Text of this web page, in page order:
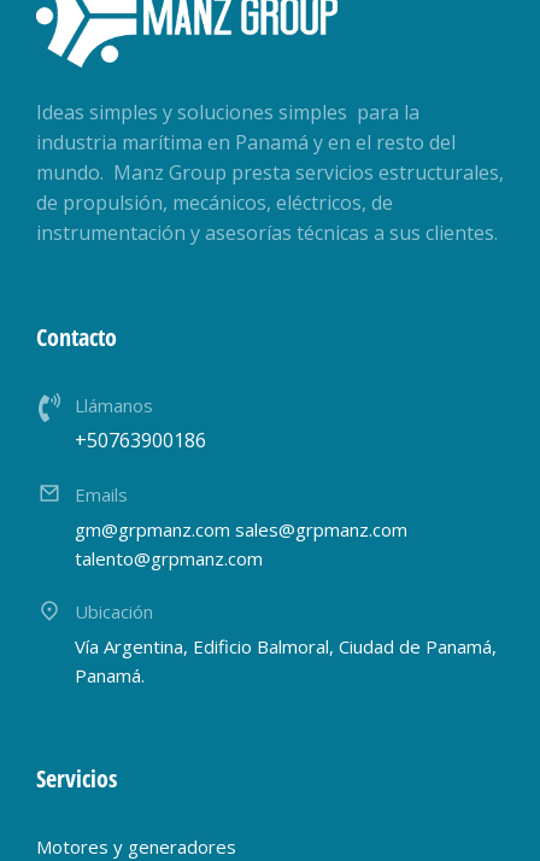
Ideas simples y soluciones simples para la
industria marítima en Panamá y en el resto del
mundo. Manz Group presta servicios estructurales,
de propulsión, mecánicos, eléctricos, de
instrumentación y asesorías técnicas a sus clientes.
Contacto
Llámanos
+50763900186
Emails
gm@grpmanz.com sales@grpmanz.com
talento@grpmanz.com
Ubicación
Vía Argentina, Edificio Balmoral, Ciudad de Panamá,
Panamá.
Servicios
Motores y generadores